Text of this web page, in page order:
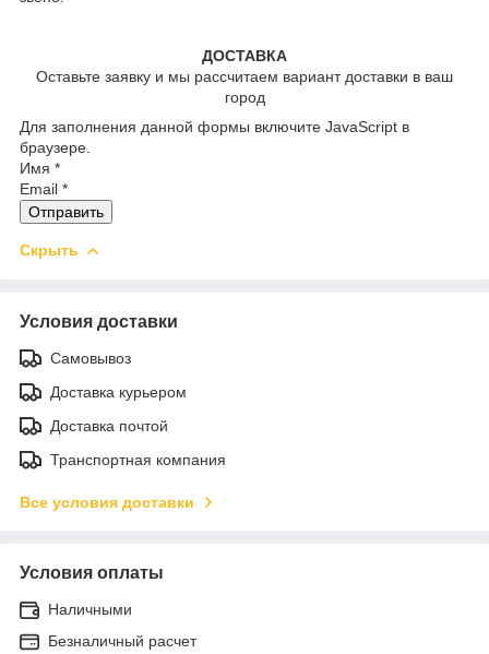
ДОСТАВКА
Оставьте заявку и мы рассчитаем вариант доставки в ваш
город
Для заполнения данной формы включите JavaScript в
браузере.
Имя *
Email *
Отправить
Скрыть
Условия доставки
Самовывоз
Доставка курьером
Доставка почтой
Транспортная компания
Все условия доставки
Условия оплаты
Наличными
Безналичный расчет